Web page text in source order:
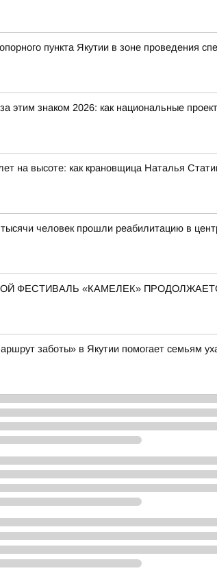
пункта Якутии в зоне проведения
этим знаком 2026: как национальные
на высоте: как крановщица Наталья
человек прошли реабилитацию в
ФЕСТИВАЛЬ «КАМЕЛЕК»
заботы» в Якутии помогает семьям